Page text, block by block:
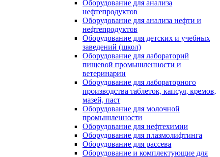
Оборудование для анализа
нефтепродуктов
Оборудование для анализа нефти и
нефтепродуктов
Оборудование для детских и учебных
заведений (школ)
Оборудование для лабораторий
пищевой промышленности и
ветеринарии
Оборудование для лабораторного
производства таблеток, капсул, кремов,
мазей, паст
Оборудование для молочной
промышленности
Оборудование для нефтехимии
Оборудование для плазмолифтинга
Оборудование для рассева
Оборудование и комплектующие для